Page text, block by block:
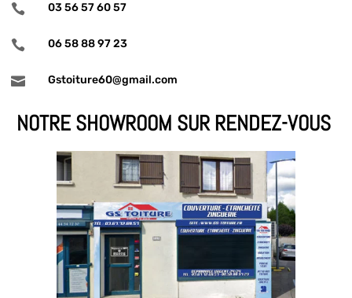
 03 56 57 60 57
 06 58 88 97 23
 Gstoiture60@gmail.com
NOTRE SHOWROOM SUR RENDEZ-VOUS